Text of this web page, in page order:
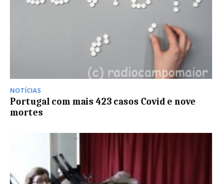
NOTÍCIAS
Portugal com mais 423 casos Covid e nove
mortes